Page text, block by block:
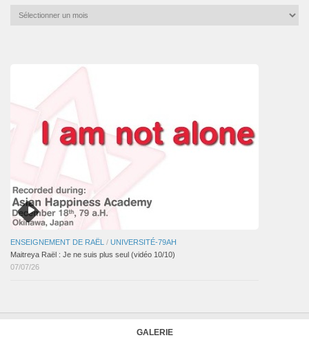
Archives
ENSEIGNEMENT DE RAËL / UNIVERSITÉ-79AH
Maitreya Raël : Je ne suis plus seul (vidéo 10/10)
07/07/26
GALERIE